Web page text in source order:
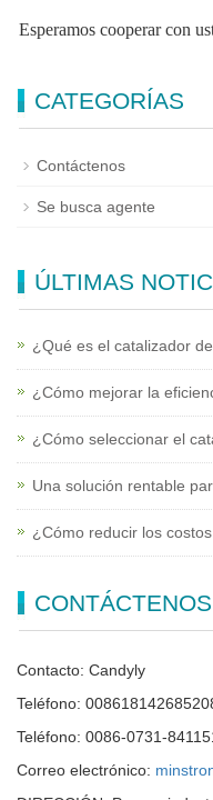
Esperamos cooperar con
CATEGORÍAS
Contáctenos
Se busca agente
ÚLTIMAS
¿Qué es el catalizador de
¿Cómo mejorar la
¿Cómo seleccionar el
Una solución rentable
¿Cómo reducir los costos
CONTÁCTENOS
Contacto: Candyly
Teléfono:
Teléfono: 0086-0731-
Correo electrónico: